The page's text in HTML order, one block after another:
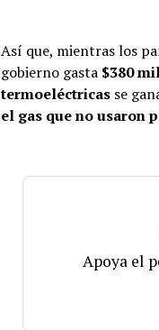
Así que, mientras los
gobierno gasta $380
termoeléctricas se
el gas que no usaron
Apoya el